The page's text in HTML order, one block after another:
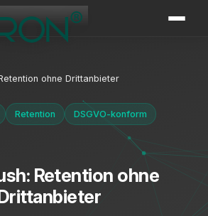
ohne Drittanbieter
Retention DSGVO-konform
Retention ohne